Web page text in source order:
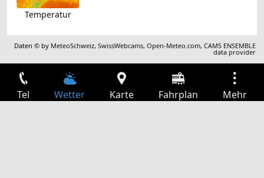
Temperatur
Daten © by MeteoSchweiz,SwissWebcams,Open-Meteo.com,CAMS ENSEMBLE
data provider
Tel Wetter Karte Fahrplan Mehr